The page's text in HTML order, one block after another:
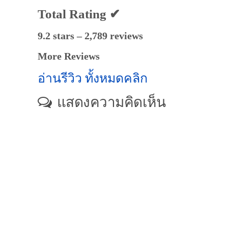
Total Rating ✔
9.2 stars – 2,789 reviews
More Reviews
อ่านรีวิว ทั้งหมดคลิก
แสดงความคิดเห็น